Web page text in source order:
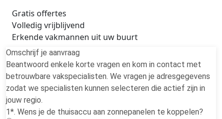
Gratis offertes
Volledig vrijblijvend
Erkende vakmannen uit uw buurt
Omschrijf je aanvraag
Beantwoord enkele korte vragen en kom in contact met
betrouwbare vakspecialisten. We vragen je adresgegevens
zodat we specialisten kunnen selecteren die actief zijn in
jouw regio.
1*. Wens je de thuisaccu aan zonnepanelen te koppelen?